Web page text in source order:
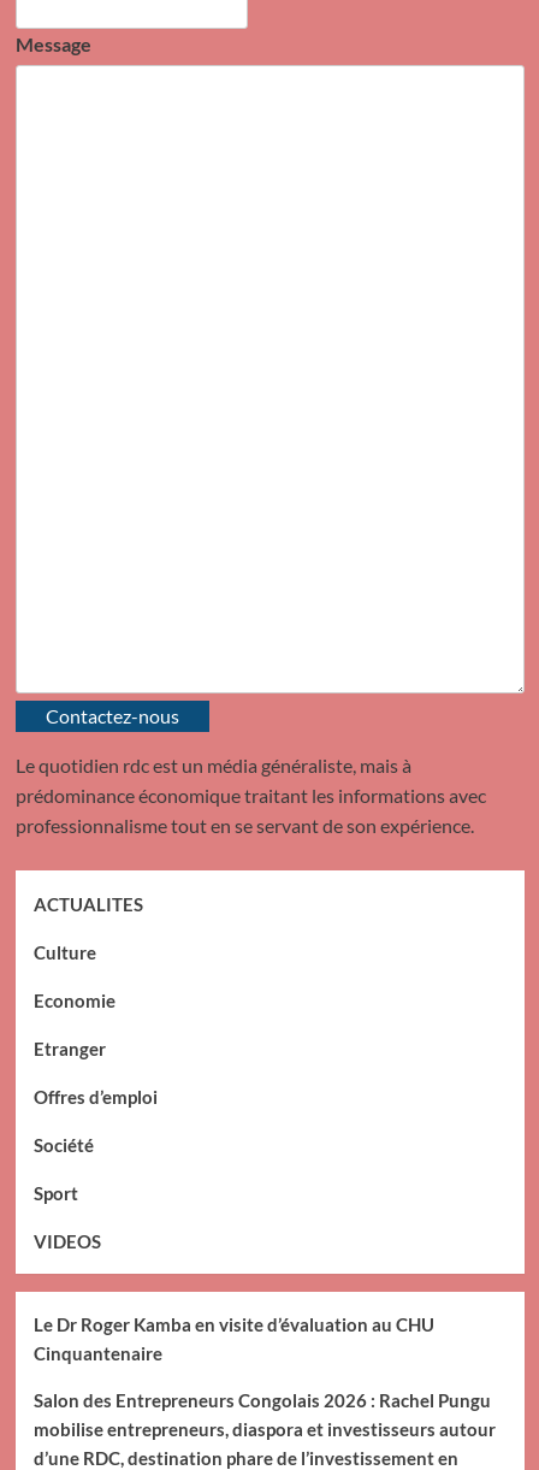
Message
Contactez-nous
Le quotidien rdc est un média généraliste, mais à
prédominance économique traitant les informations avec
professionnalisme tout en se servant de son expérience.
ACTUALITES
Culture
Economie
Etranger
Offres d’emploi
Société
Sport
VIDEOS
Le Dr Roger Kamba en visite d’évaluation au CHU
Cinquantenaire
Salon des Entrepreneurs Congolais 2026 : Rachel Pungu
mobilise entrepreneurs, diaspora et investisseurs autour
d’une RDC, destination phare de l’investissement en